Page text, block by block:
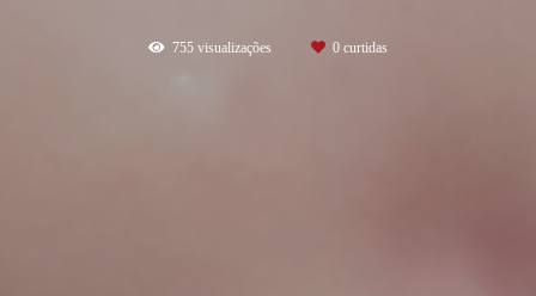
755 visualizações 0 curtidas